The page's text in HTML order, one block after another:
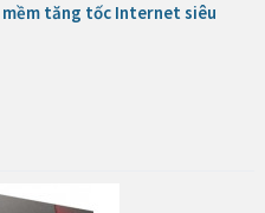
mềm tăng tốc Internet siêu